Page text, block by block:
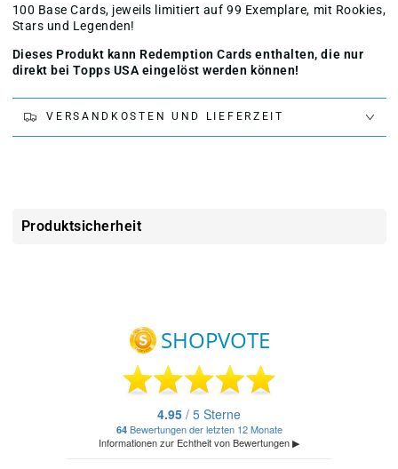
100 Base Cards, jeweils limitiert auf 99 Exemplare, mit Rookies,
Stars und Legenden!
Dieses Produkt kann Redemption Cards enthalten, die nur
direkt bei Topps USA eingelöst werden können!
VERSANDKOSTEN UND LIEFERZEIT
Produktsicherheit